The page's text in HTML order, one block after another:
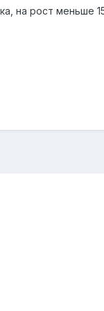
на рост меньше